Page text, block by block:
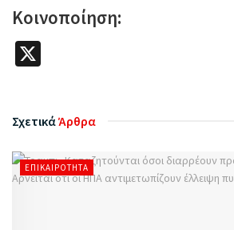
Κοινοποίηση:
ΣχετικάΆρθρα
ΕΠΙΚΑΙΡΌΤΗΤΑ